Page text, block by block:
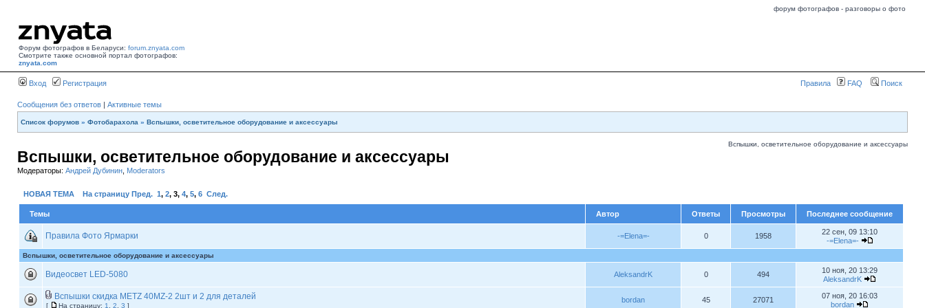
форум фотографов - разговоры о фото
Форум фотографов в Беларуси: forum.znyata.com
Смотрите также основной портал фотографов:
znyata.com
Вход Регистрация Правила FAQ Поиск
Сообщения без ответов | Активные темы
Список форумов » Фотобарахола » Вспышки, осветительное оборудование и аксессуары
Вспышки, осветительное оборудование и аксессуары
Вспышки, осветительное оборудование и аксессуары
Модераторы: Андрей Дубинин Moderators
НОВАЯ ТЕМА На страницу Пред. 1, 2, 3, 4, 5, 6 След.
Темы Автор Ответы Просмотры Последнее сообщение
Правила Фото Ярмарки -=Elena=- 0 1958
22 сен, 09 13:10
-=Elena=-
Вспышки, осветительное оборудование и аксессуары
Видеосвет LED-5080 AleksandrK 0 494
10 ноя, 20 13:29
AleksandrK
Вспышки скидка METZ 40MZ-2 2шт и 2 для деталей
[ На страницу: 1 2 3 ]
bordan 45 27071
07 ноя, 20 16:03
bordan